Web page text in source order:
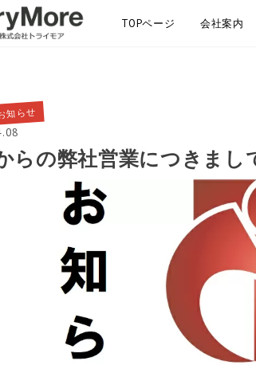
TOPページ 会社案内
知らせ
らの弊社営業につきまし